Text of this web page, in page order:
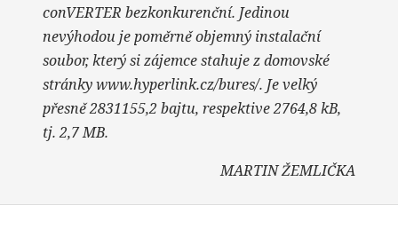
conVERTER bezkonkurenční. Jedinou
nevýhodou je poměrně objemný instalační
soubor, který si zájemce stahuje z domovské
stránky www.hyperlink.cz/bures/. Je velký
přesně 2831155,2 bajtu, respektive 2764,8 kB,
tj. 2,7 MB.
MARTIN ŽEMLIČKA